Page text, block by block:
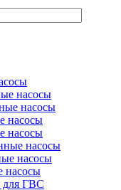
насосы
насосы
насосы
насосы
насосы
насосы
насосы